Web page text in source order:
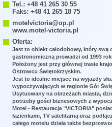
Tel.: +48 41 265 30 55
Faks: +48 41 265 18 75
motelvictoria@op.pl
www.motel-victoria.pl
Oferta:
Jest to obiekt całodobowy, który swą
gastronomiczną prowadzi od 1993
Położony jest przy głównej trasie
Ostrowcu Świętokrzyskim.
Jest to idealne miejsce na wyjazdy
wypoczywających w regionie Gór
Usytuowany na obrzeżach miasta,
potrzeby gości biznesowych z
Motel - Restauracja "VICTORIA"
łazienkami, TV satelitarną oraz
całego motelu działa także